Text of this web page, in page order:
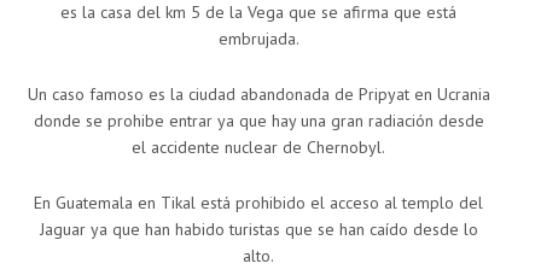
es la casa del km 5 de la Vega que se afirma que está
embrujada.
Un caso famoso es la ciudad abandonada de Pripyat en Ucrania
donde se prohibe entrar ya que hay una gran radiación desde
el accidente nuclear de Chernobyl.
En Guatemala en Tikal está prohibido el acceso al templo del
Jaguar ya que han habido turistas que se han caído desde lo
alto.